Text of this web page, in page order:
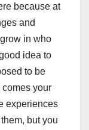
because at
and
in who
idea to
to be
comes your
experiences
but you